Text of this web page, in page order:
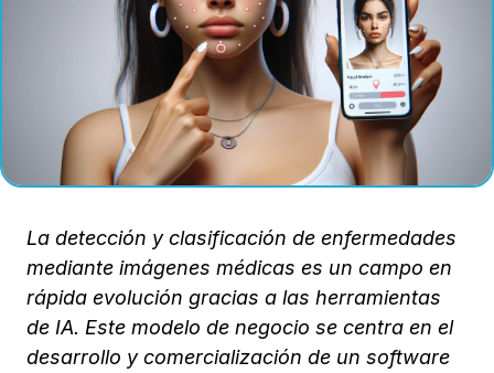
La detección y clasificación de enfermedades
mediante imágenes médicas es un campo en
rápida evolución gracias a las herramientas
de IA. Este modelo de negocio se centra en el
desarrollo y comercialización de un software